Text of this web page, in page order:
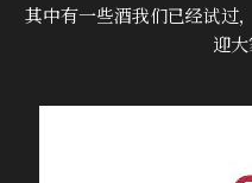
Domaine de la
Natural Wine Alliance
其中有一些酒我们已经试过
迎大